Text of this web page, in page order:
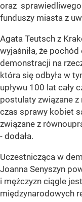
oraz
funduszy miasta z
Agata Teutsch z
wyjaśniła, że
demonstracji na
która się odbyła w
upływu 100 lat cały
postulaty związane z
czas sprawy kobiet
związane z
- dodała.
Uczestnicząca w
Joanna Senyszyn
i mężczyzn ciągle
międzynarodowych